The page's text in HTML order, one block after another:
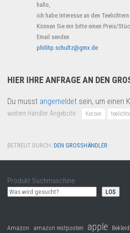
hallo,
ich habe Interesse an den Teelichtern
Können Sie mir bitte einen Preis/
Email senden
philihp.schultz@gmx.de
HIER IHRE ANFRAGE AN DEN
Du musst angemeldet sein, um einen
weitere Händler Angebote: Kerzen
BETREUT DURCH: DEN GROSSHÄNDLER ·
Produkt Suchmaschine
LOS
Amazon amazon restposten apple